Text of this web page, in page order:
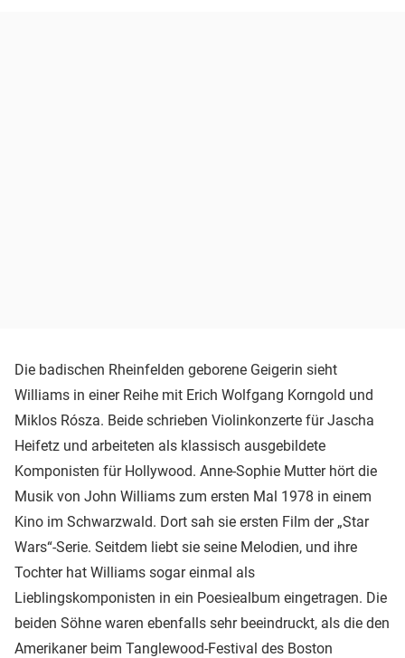
Die badischen Rheinfelden geborene Geigerin sieht
Williams in einer Reihe mit Erich Wolfgang Korngold und
Miklos Rósza. Beide schrieben Violinkonzerte für Jascha
Heifetz und arbeiteten als klassisch ausgebildete
Komponisten für Hollywood. Anne-Sophie Mutter hört die
Musik von John Williams zum ersten Mal 1978 in einem
Kino im Schwarzwald. Dort sah sie ersten Film der „Star
Wars“-Serie. Seitdem liebt sie seine Melodien, und ihre
Tochter hat Williams sogar einmal als
Lieblingskomponisten in ein Poesiealbum eingetragen. Die
beiden Söhne waren ebenfalls sehr beeindruckt, als die den
Amerikaner beim Tanglewood-Festival des Boston